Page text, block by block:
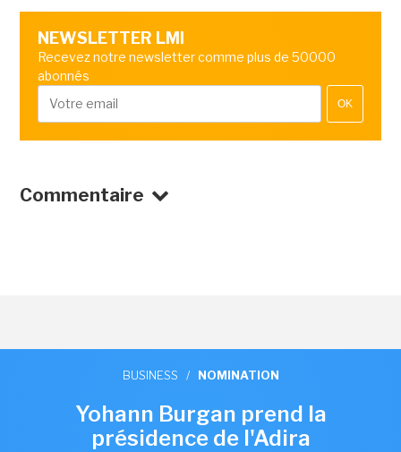
NEWSLETTER LMI
Recevez notre newsletter comme plus de 50000
abonnés
OK
Commentaire
BUSINESS / NOMINATION
Yohann Burgan prend la
présidence de l'Adira